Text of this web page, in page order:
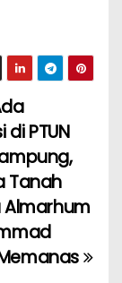
PTUN
Tanah
Almarhum